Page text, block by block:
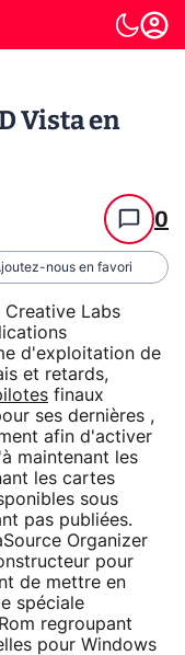
Vista en
0
nous en favori
Creative Labs
d'exploitation de
et retards,
finaux
ses dernières ,
afin d'activer
maintenant les
les cartes
sous
pas publiées.
Organizer
pour
de mettre en
spéciale
regroupant
pour Windows